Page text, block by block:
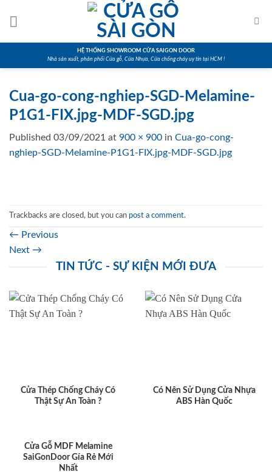
HỆ THỐNG SHOWROOM CỬA SAIGON DOOR
Nhà sản xuất, phân phối Cửa gỗ, Cửa Nhựa, Cửa chống cháy uy tín tại HCM !
Cua-go-cong-nghiep-SGD-Melamine-
P1G1-FIX.jpg-MDF-SGD.jpg
Published 03/09/2021 at 900 × 900 in Cua-go-cong-
nghiep-SGD-Melamine-P1G1-FIX.jpg-MDF-SGD.jpg
Trackbacks are closed, but you can post a comment.
← Previous
Next →
TIN TỨC - SỰ KIỆN MỚI ĐƯA
Cửa Thép Chống Cháy Có
Thật Sự An Toàn ?
Có Nên Sử Dụng Cửa Nhựa
ABS Hàn Quốc
Cửa Gỗ MDF Melamine
SaiGonDoor Gía Rẻ Mới
Nhất